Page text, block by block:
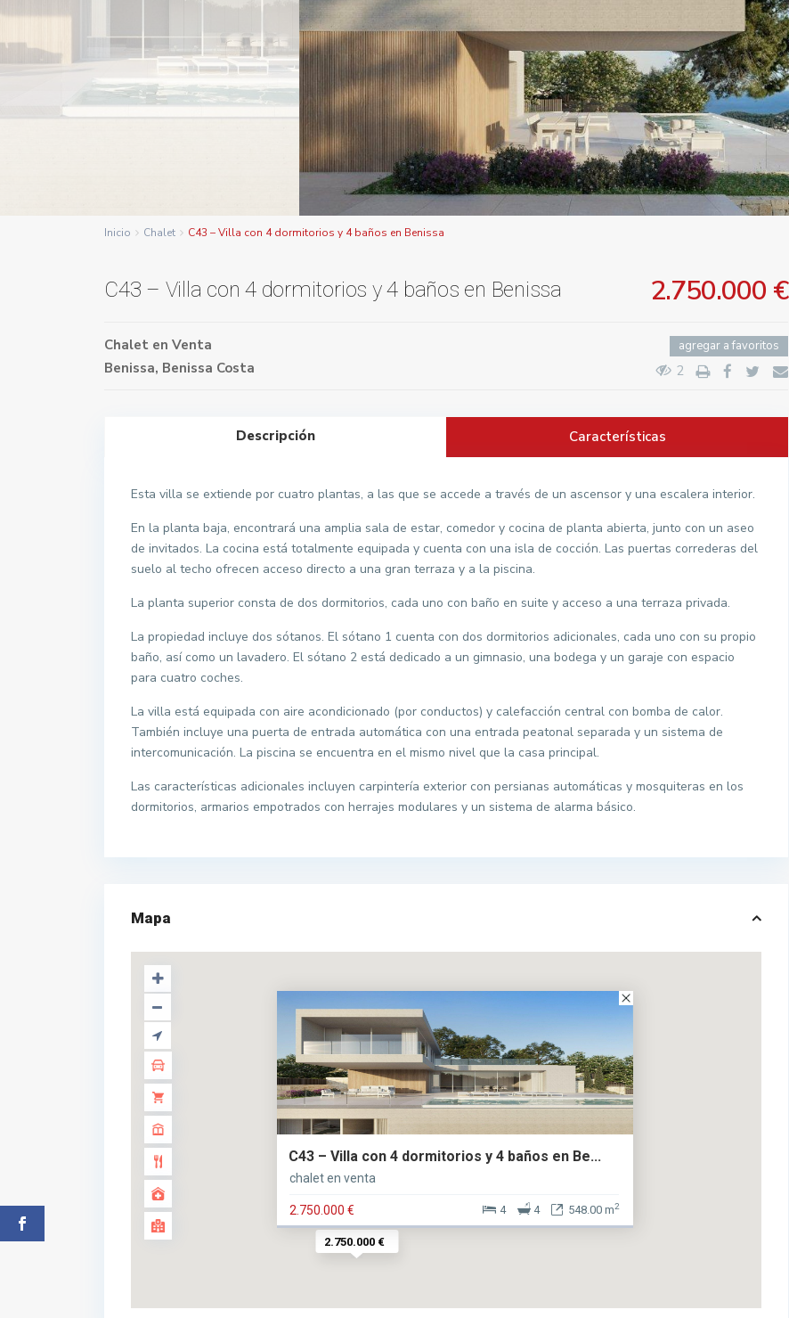
Inicio Chalet C43 – Villa con 4 dormitorios y 4 baños en Benissa
C43 – Villa con 4 dormitorios y 4 baños en Benissa 2.750.000 €
Chalet en Venta
Benissa, Benissa Costa
agregar a favoritos
2
Descripción Características
Esta villa se extiende por cuatro plantas, a las que se accede a través de un ascensor y una escalera interior.
En la planta baja, encontrará una amplia sala de estar, comedor y cocina de planta abierta, junto con un aseo
de invitados. La cocina está totalmente equipada y cuenta con una isla de cocción. Las puertas correderas del
suelo al techo ofrecen acceso directo a una gran terraza y a la piscina.
La planta superior consta de dos dormitorios, cada uno con baño en suite y acceso a una terraza privada.
La propiedad incluye dos sótanos. El sótano 1 cuenta con dos dormitorios adicionales, cada uno con su propio
baño, así como un lavadero. El sótano 2 está dedicado a un gimnasio, una bodega y un garaje con espacio
para cuatro coches.
La villa está equipada con aire acondicionado (por conductos) y calefacción central con bomba de calor.
También incluye una puerta de entrada automática con una entrada peatonal separada y un sistema de
intercomunicación. La piscina se encuentra en el mismo nivel que la casa principal.
Las características adicionales incluyen carpintería exterior con persianas automáticas y mosquiteras en los
dormitorios, armarios empotrados con herrajes modulares y un sistema de alarma básico.
Mapa
2.750.000 €
C43 – Villa con 4 dormitorios y 4 baños en Be...
chalet en venta
2.750.000 € 548.00 m2
4
4